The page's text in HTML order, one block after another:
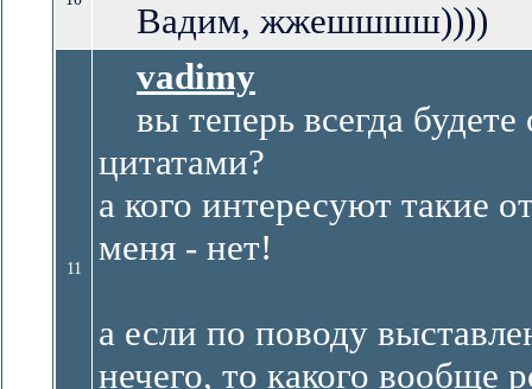
Вадим, жжешшшш))))
11
vadimy
вы теперь всегда будете
цитатами?
а кого интересуют такие
меня - нет!
а если по поводу
нечего, то какого вообще